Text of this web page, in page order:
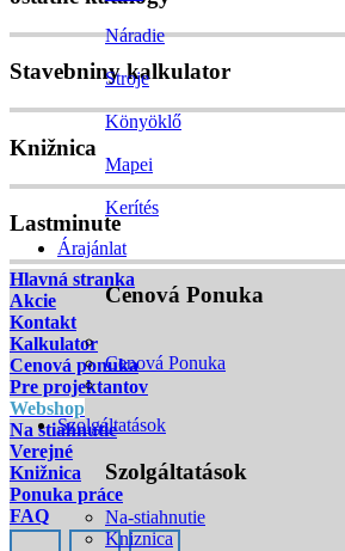
Náradie
Stroje
Könyöklő
Mapei
Kerítés
Árajánlat
Cenová Ponuka
Cenová Ponuka
Szolgáltatások
Szolgáltatások
Na-stiahnutie
Kniznica
Stavebniny kalkulator
Knižnica
Lastminute
Hlavná stranka
Akcie
Kontakt
Kalkulator
Cenová ponuka
Pre projektantov
Webshop
Na stiahnutie
Verejné
Knižnica
Ponuka práce
FAQ